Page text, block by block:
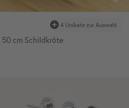
4 Unikate zur Auswahl
50 cm Schildkröte